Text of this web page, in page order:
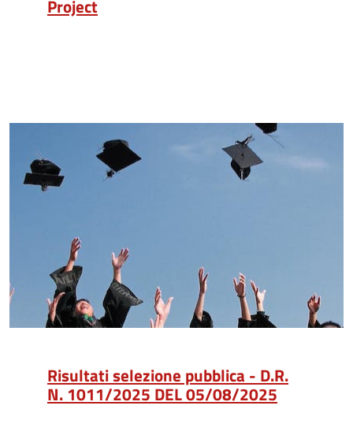
Project
Risultati selezione pubblica - D.R.
N. 1011/2025 DEL 05/08/2025